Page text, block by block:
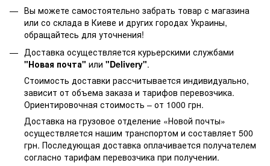
Вы можете самостоятельно забрать товар с магазина
или со склада в Киеве и других городах Украины,
обращайтесь для уточнения!
Доставка осуществляется курьерскими службами
"Новая почта" или "Delivery".
Стоимость доставки рассчитывается индивидуально,
зависит от объема заказа и тарифов перевозчика.
Ориентировочная стоимость – от 1000 грн.
Доставка на грузовое отделение «Новой почты»
осуществляется нашим транспортом и составляет 500
грн. Последующая доставка оплачивается получателем
согласно тарифам перевозчика при получении.